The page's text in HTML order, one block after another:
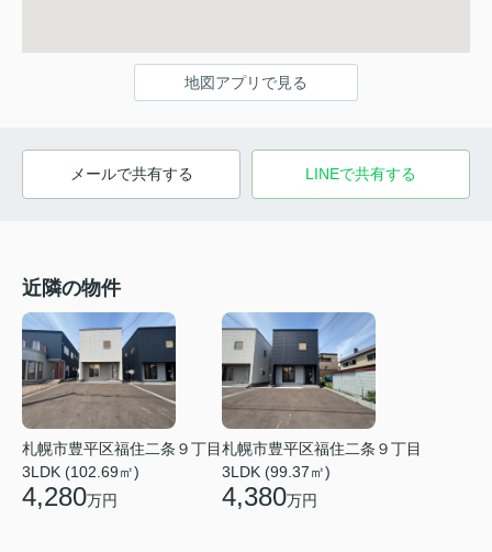
地図アプリで見る
メールで共有する LINEで共有する
近隣の物件
札幌市豊平区福住二条９丁目
3LDK (102.69㎡)
4,280万円
札幌市豊平区福住二条９丁目
3LDK (99.37㎡)
4,380万円